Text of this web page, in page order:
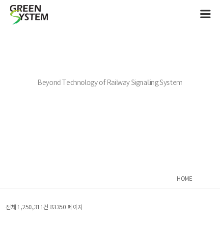
Beyond Technology of Railway Signalling System
HOME
전체 1,250,311건 83350 페이지